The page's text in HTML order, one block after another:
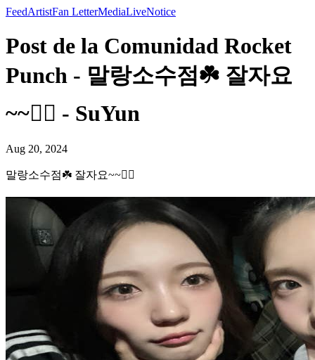
FeedArtistFan LetterMediaLiveNotice
Post de la Comunidad Rocket
Punch - 말랑소수점☘️ 잘자요
~~❤️‍🔥 - SuYun
Aug 20, 2024
말랑소수점☘️ 잘자요~~❤️‍🔥